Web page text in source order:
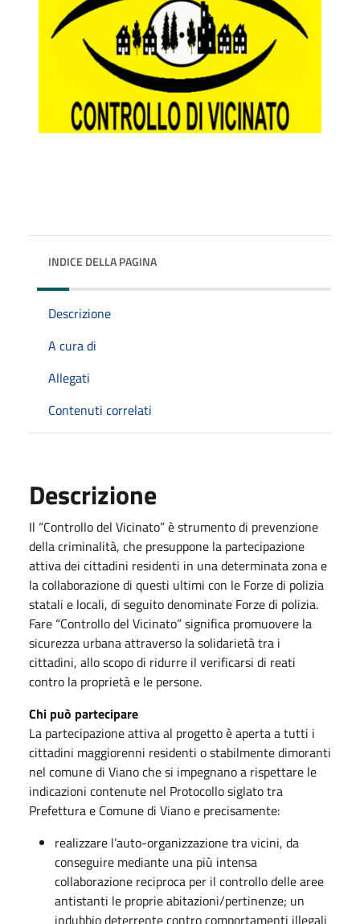
INDICE DELLA PAGINA
Descrizione
A cura di
Allegati
Contenuti correlati
Descrizione
Il “Controllo del Vicinato” è strumento di prevenzione
della criminalità, che presuppone la partecipazione
attiva dei cittadini residenti in una determinata zona e
la collaborazione di questi ultimi con le Forze di polizia
statali e locali, di seguito denominate Forze di polizia.
Fare “Controllo del Vicinato” significa promuovere la
sicurezza urbana attraverso la solidarietà tra i
cittadini, allo scopo di ridurre il verificarsi di reati
contro la proprietà e le persone.
Chi può partecipare
La partecipazione attiva al progetto è aperta a tutti i
cittadini maggiorenni residenti o stabilmente dimoranti
nel comune di Viano che si impegnano a rispettare le
indicazioni contenute nel Protocollo siglato tra
Prefettura e Comune di Viano e precisamente:
realizzare l’auto-organizzazione tra vicini, da
conseguire mediante una più intensa
collaborazione reciproca per il controllo delle aree
antistanti le proprie abitazioni/pertinenze; un
indubbio deterrente contro comportamenti illegali